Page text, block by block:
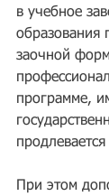
в учебное
образования
заочной
программе,
При этом